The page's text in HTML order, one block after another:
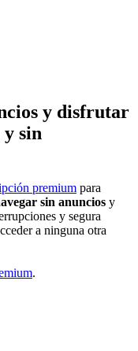
y disfrutar
sin
premium para
sin anuncios y
y segura
a ninguna otra
.